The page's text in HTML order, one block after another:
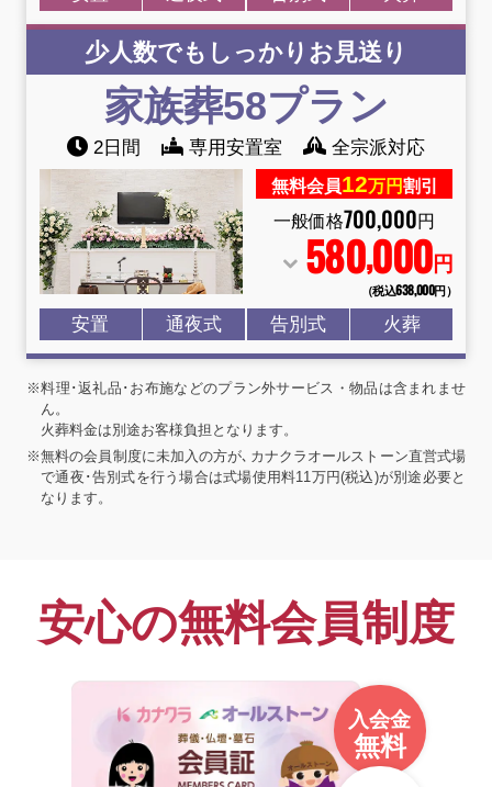
少人数でもしっかりお見送り
家族葬58プラン
2日間 専用安置室 全宗派対応
無料会員12万円割引
一般価格700,000円
580,000円
（税込638,000円）
安置 通夜式 告別式 火葬
※料理･返礼品･お布施などのプラン外サービス・物品は含まれませ
ん。
火葬料金は別途お客様負担となります。
※無料の会員制度に未加入の方が､カナクラオールストーン直営式場
で通夜･告別式を行う場合は式場使用料11万円(税込)が別途必要と
なります。
安心の無料会員制度
入会金
無料